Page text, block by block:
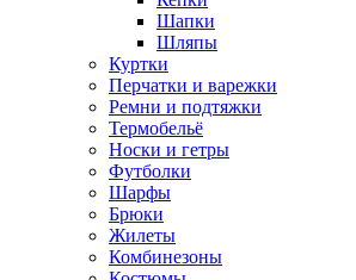
Шапки
Шляпы
Куртки
Перчатки и варежки
Ремни и подтяжки
Термобельё
Носки и гетры
Футболки
Шарфы
Брюки
Жилеты
Комбинезоны